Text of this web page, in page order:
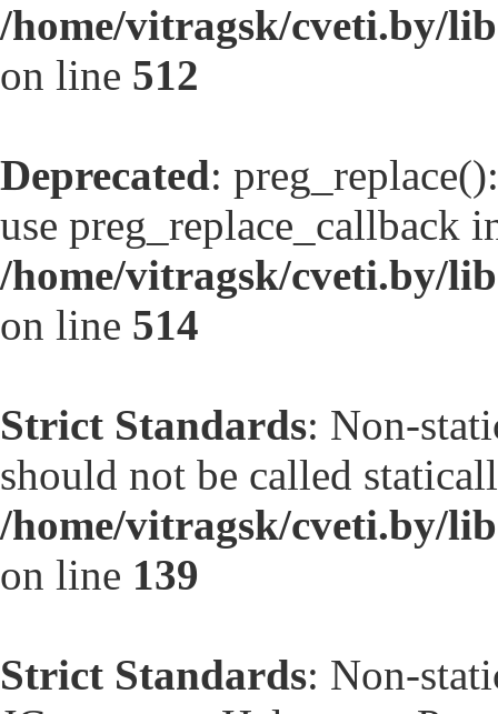
/home/vitragsk/cveti.by/
on line 512
Deprecated:
use preg_replace_callback
/home/vitragsk/cveti.by/
on line 514
Strict Standards: Non-
should not be called
/home/vitragsk/cveti.by/
on line 139
Strict Standards: Non-